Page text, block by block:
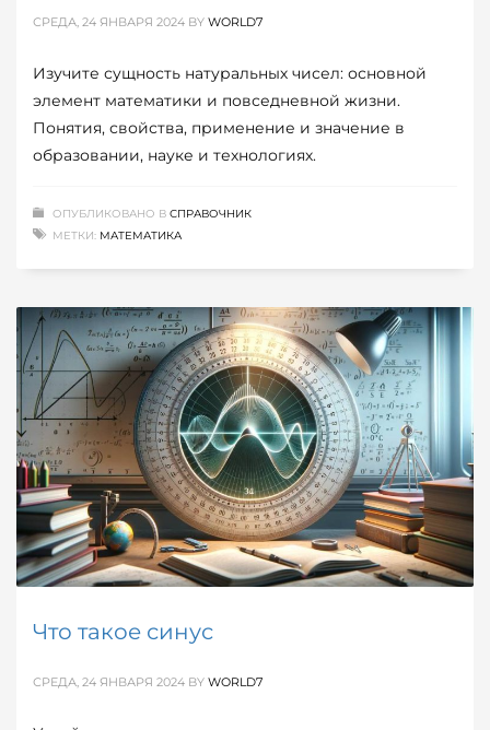
СРЕДА, 24 ЯНВАРЯ 2024 BY WORLD7
Изучите сущность натуральных чисел: основной
элемент математики и повседневной жизни.
Понятия, свойства, применение и значение в
образовании, науке и технологиях.
ОПУБЛИКОВАНО В СПРАВОЧНИК
МЕТКИ: МАТЕМАТИКА
Что такое синус
СРЕДА, 24 ЯНВАРЯ 2024 BY WORLD7